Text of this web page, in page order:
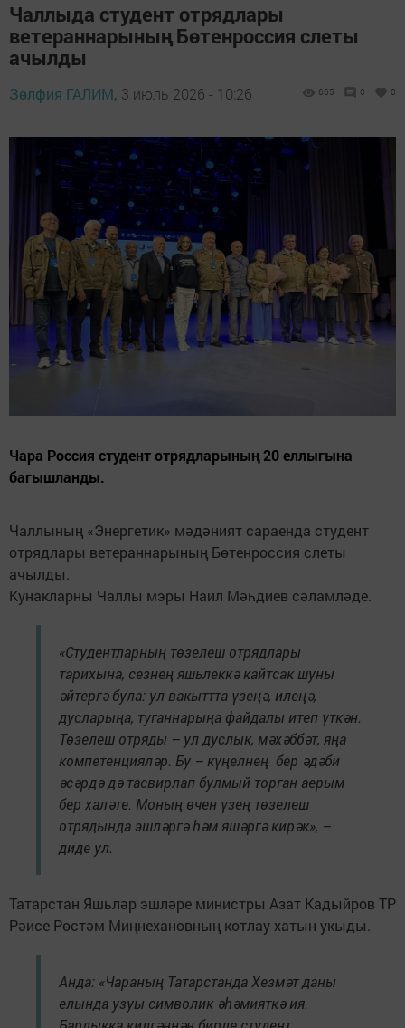
Чаллыда студент отрядлары
ветераннарының Бөтенроссия слеты
ачылды
Зөлфия ГАЛИМ, 3 июль 2026 - 10:26 665 0 0
Чара Россия студент отрядларының 20 еллыгына
багышланды.
Чаллының «Энергетик» мәдәният сараенда студент
отрядлары ветераннарының Бөтенроссия слеты
ачылды.
Кунакларны Чаллы мэры Наил Мәһдиев сәламләде.
«Студентларның төзелеш отрядлары
тарихына, сезнең яшьлеккә кайтсак шуны
әйтергә була: ул вакыттта үзеңә, илеңә,
дусларыңа, туганнарыңа файдалы итеп үткән.
Төзелеш отряды – ул дуслык, мәхәббәт, яңа
компетенцияләр. Бу – күңелнең бер әдәби
әсәрдә дә тасвирлап булмый торган аерым
бер халәте. Моның өчен үзең төзелеш
отрядында эшләргә һәм яшәргә кирәк», –
диде ул.
Татарстан Яшьләр эшләре министры Азат Кадыйров ТР
Рәисе Рөстәм Миңнехановның котлау хатын укыды.
Анда: «Чараның Татарстанда Хезмәт даны
елында узуы символик әһәмияткә ия.